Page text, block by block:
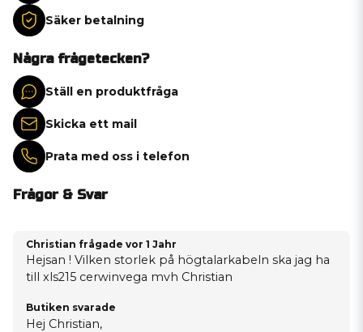
Säker betalning
Några frågetecken?
Ställ en produktfråga
Skicka ett mail
Prata med oss i telefon
Frågor & Svar
Christian frågade vor 1 Jahr
Hejsan ! Vilken storlek på högtalarkabeln ska jag ha
till xls215 cerwinvega mvh Christian
Butiken svarade
Hej Christian,